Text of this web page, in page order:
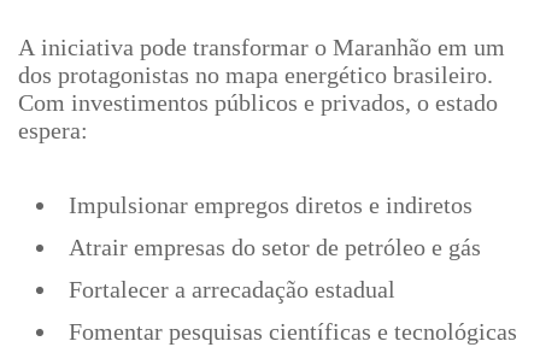
A iniciativa pode transformar o Maranhão em um
dos protagonistas no mapa energético brasileiro.
Com investimentos públicos e privados, o estado
espera:
Impulsionar empregos diretos e indiretos
Atrair empresas do setor de petróleo e gás
Fortalecer a arrecadação estadual
Fomentar pesquisas científicas e tecnológicas